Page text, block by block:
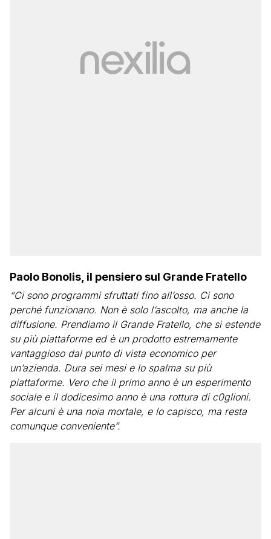
Paolo Bonolis, il pensiero sul Grande Fratello
“Ci sono programmi sfruttati fino all’osso. Ci sono
perché funzionano. Non è solo l’ascolto, ma anche la
diffusione. Prendiamo il Grande Fratello, che si estende
su più piattaforme ed è un prodotto estremamente
vantaggioso dal punto di vista economico per
un’azienda. Dura sei mesi e lo spalma su più
piattaforme. Vero che il primo anno è un esperimento
sociale e il dodicesimo anno è una rottura di c0glioni.
Per alcuni è una noia mortale, e lo capisco, ma resta
comunque conveniente”.